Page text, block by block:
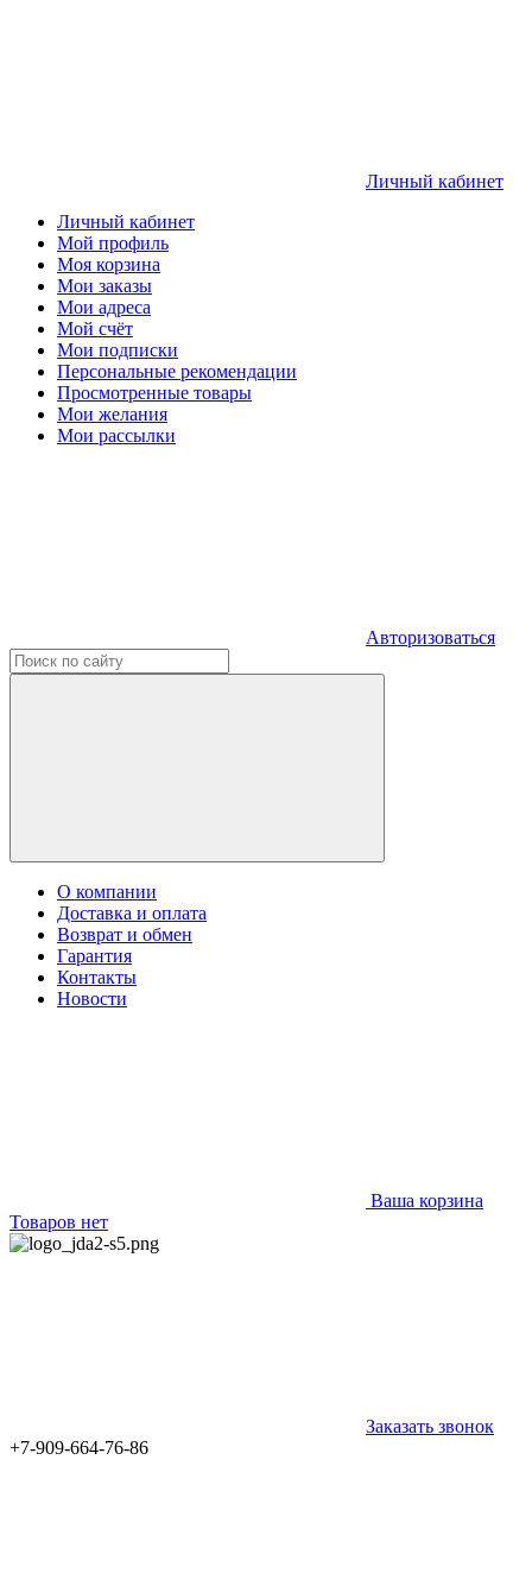
Личный кабинет
Личный кабинет
Мой профиль
Моя корзина
Мои заказы
Мои адреса
Мой счёт
Мои подписки
Персональные рекомендации
Просмотренные товары
Мои желания
Мои рассылки
Авторизоваться
О компании
Доставка и оплата
Возврат и обмен
Гарантия
Контакты
Новости
Ваша корзина
Товаров нет
Заказать звонок
+7-909-664-76-86